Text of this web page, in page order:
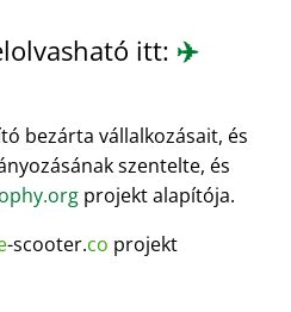
itt: ✈️
bezárta vállalkozásait, és
szentelte, és
projekt alapítója.
-scooter.co projekt